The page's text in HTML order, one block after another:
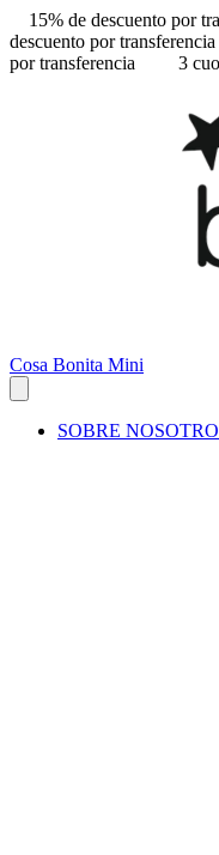
15% de descuento por
descuento por transferencia
por transferencia
3
Cosa Bonita Mini
SOBRE